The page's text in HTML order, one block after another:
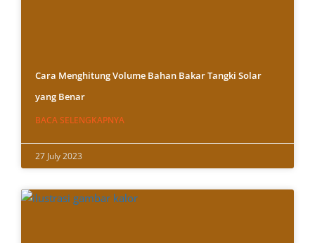
Cara Menghitung Volume Bahan Bakar Tangki Solar
yang Benar
BACA SELENGKAPNYA
27 July 2023